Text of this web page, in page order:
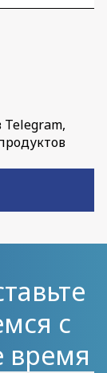
с
время